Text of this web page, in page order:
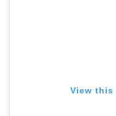
View this